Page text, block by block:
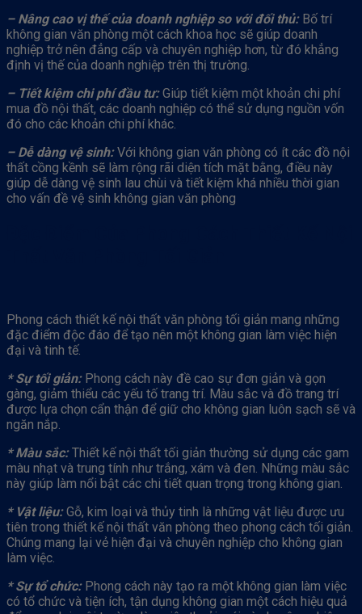
– Nâng cao vị thế của doanh nghiệp so với đối thủ:Bố trí
không gian văn phòng một cách khoa học sẽ giúp doanh
nghiệp trở nên đẳng cấp và chuyên nghiệp hơn, từ đó khẳng
định vị thế của doanh nghiệp trên thị trường.
– Tiết kiệm chi phí đầu tư:Giúp tiết kiệm một khoản chi phí
mua đồ nội thất, các doanh nghiệp có thể sử dụng nguồn vốn
đó cho các khoản chi phí khác.
– Dễ dàng vệ sinh: Với không gian văn phòng có ít các đồ nội
thất cồng kềnh sẽ làm rộng rãi diện tích mặt bằng, điều này
giúp dễ dàng vệ sinh lau chùi và tiết kiệm khá nhiều thời gian
cho vấn đề vệ sinh không gian văn phòng
Phong cách thiết kế nội thất văn phòng tối giản mang những
đặc điểm độc đáo để tạo nên một không gian làm việc hiện
đại và tinh tế.
* Sự tối giản:Phong cách này đề cao sự đơn giản và gọn
gàng, giảm thiểu các yếu tố trang trí. Màu sắc và đồ trang trí
được lựa chọn cẩn thận để giữ cho không gian luôn sạch sẽ và
ngăn nắp.
* Màu sắc:Thiết kế nội thất tối giản thường sử dụng các gam
màu nhạt và trung tính như trắng, xám và đen. Những màu sắc
này giúp làm nổi bật các chi tiết quan trọng trong không gian.
* Vật liệu:Gỗ, kim loại và thủy tinh là những vật liệu được ưu
tiên trong thiết kế nội thất văn phòng theo phong cách tối giản.
Chúng mang lại vẻ hiện đại và chuyên nghiệp cho không gian
làm việc.
* Sự tổ chức: Phong cách này tạo ra một không gian làm việc
có tổ chức và tiện ích, tận dụng không gian một cách hiệu quả